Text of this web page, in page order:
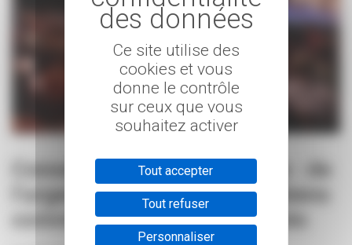
+
Conseil national de l’énergie : de
l’urgence de préserver les biens
communs des appétits privés
Ce site utilise des
cookies et vous
donne le contrôle
sur ceux que vous
souhaitez activer
Tout accepter
Tout refuser
Personnaliser